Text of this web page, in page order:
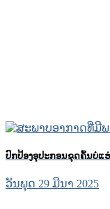
ປົກປ້ອງອຸປະກອນຂຸດຄົ້ນບໍ່ແ
ວັນພຸດ 29 ມີນາ 2025